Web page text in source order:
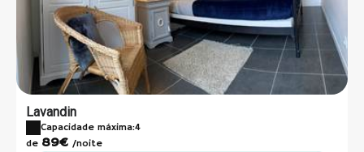
Lavandin
Capacidade máxima:4
de 89€ /noite